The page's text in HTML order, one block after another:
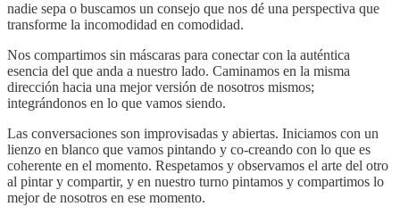
nadie sepa o buscamos un consejo que nos dé una perspectiva que
transforme la incomodidad en comodidad.
Nos compartimos sin máscaras para conectar con la auténtica
esencia del que anda a nuestro lado. Caminamos en la misma
dirección hacia una mejor versión de nosotros mismos;
integrándonos en lo que vamos siendo.
Las conversaciones son improvisadas y abiertas. Iniciamos con un
lienzo en blanco que vamos pintando y co-creando con lo que es
coherente en el momento. Respetamos y observamos el arte del otro
al pintar y compartir, y en nuestro turno pintamos y compartimos lo
mejor de nosotros en ese momento.